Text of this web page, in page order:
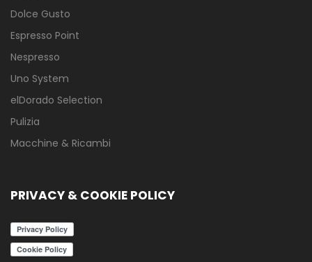
Dolce Gusto
Espresso Point
Nespresso
Uno System
elDorado Selection
Pulizia
Macchine & Ricambi
PRIVACY & COOKIE POLICY